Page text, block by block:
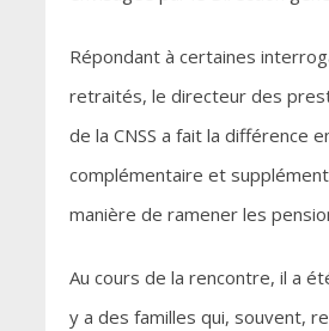
Répondant à certaines
retraités, le directeur des
de la CNSS a fait la différence
complémentaire et
manière de ramener les
Au cours de la rencontre, il a
y a des familles qui, souvent,